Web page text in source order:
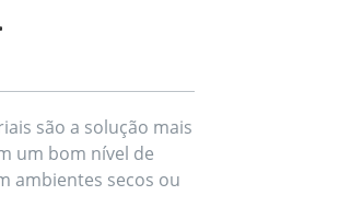
são a solução mais
um bom nível de
ambientes secos ou